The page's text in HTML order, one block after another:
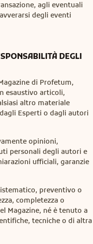
agli eventuali
degli eventi
DEGLI
di Profetum,
esaustivo articoli,
altro materiale
Esperti o dagli autori
opinioni,
personali degli autori e
ufficiali, garanzie
preventivo o
completezza o
Magazine, né è tenuto a
tecniche o di altra